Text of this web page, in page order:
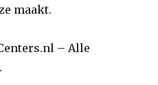
maakt.
– Alle